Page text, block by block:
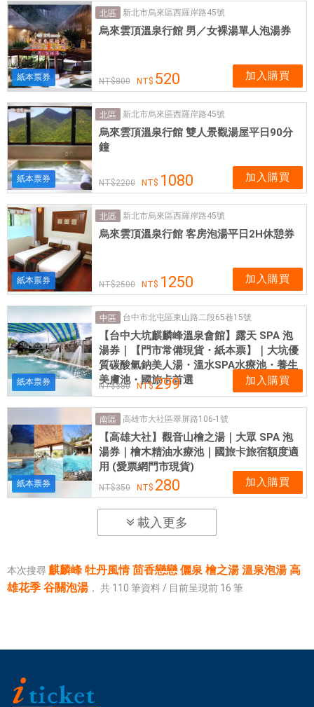
紙本票券
北區 新北市烏來區西羅岸路45號
烏來雲頂溫泉行館 男／女裸湯單人泡湯券
800 520 加入購買
紙本票券
北區 新北市烏來區西羅岸路45號
烏來雲頂溫泉行館 雙人景觀湯屋平日90分
鐘
2200 1080 加入購買
紙本票券
北區 新北市烏來區西羅岸路45號
烏來雲頂溫泉行館 客房泡湯平日2H休憩券
2500 1250 加入購買
紙本票券
中區 台中市北屯區東山路二段65巷15號
【台中大坑麒麟峰溫泉會館】露天 SPA 泡
湯券｜【門市常備現貨・紙本票】｜大坑優
質碳酸氫鈉美人湯・溫水SPA水療池・養生
美膚池・國旅卡首選
380 299 加入購買
紙本票券
南區 高雄市大社區翠屏路106-1號
【高雄大社】觀音山檜之湯｜大眾 SPA 泡
湯券｜檜木精油水療池｜國旅卡旅宿額度適
用 (愛票網門市現貨)
350 280 加入購買
載入更多
本次搜尋 麒麟峰 牡丹風情 茴香戀戀 儷泉 檜之湯 溫泉泡湯 高
雄花季 谷關泡湯， 共 110 筆資料 / 目前呈現前 16 筆